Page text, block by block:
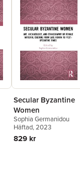
Secular Byzantine
Women
Sophia Germanidou
Häftad, 2023
829 kr